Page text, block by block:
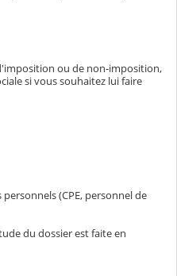
ou de non-imposition,
si vous souhaitez lui faire
(CPE, personnel de
du dossier est faite en